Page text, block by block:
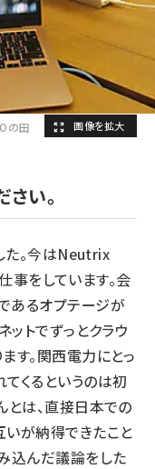
の田
い。
た。今はNeutrix
をしています。会
あるオプテージが
トでずっとクラウ
す。関西電力にとっ
くるというのは初
とは、直接日本での
いが納得できたこと
込んだ議論をした